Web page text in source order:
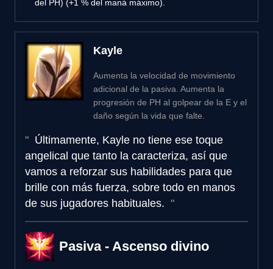
del PH) (+1 % del maná máximo).
Kayle
Aumenta la velocidad de movimiento
adicional de la pasiva. Aumenta la
progresión de PH al golpear de la E y el
daño según la vida que falte.
Últimamente, Kayle no tiene ese toque
angelical que tanto la caracteriza, así que
vamos a reforzar sus habilidades para que
brille con más fuerza, sobre todo en manos
de sus jugadores habituales.
Pasiva - Ascenso divino